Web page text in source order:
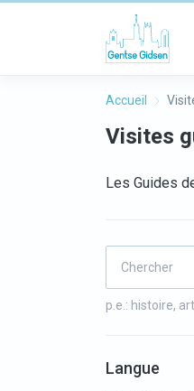
Accueil
Visites
Les Guides
p.e.: histoire, art,
Langue